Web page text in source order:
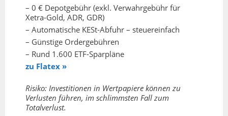
– 0 € Depotgebühr (exkl. Verwahrgebühr für
Xetra-Gold, ADR, GDR)
– Automatische KESt-Abfuhr – steuereinfach
– Günstige Ordergebühren
– Rund 1.600 ETF-Sparpläne
zu Flatex »
Risiko: Investitionen in Wertpapiere können zu
Verlusten führen, im schlimmsten Fall zum
Totalverlust.